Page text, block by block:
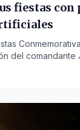
fiestas con
del comandante
pirotécnico.